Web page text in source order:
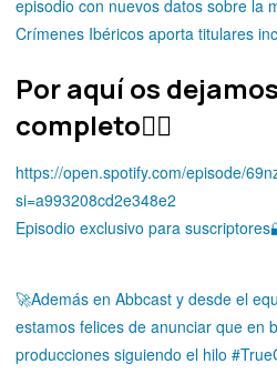
episodio con nuevos datos sobre la
Crímenes Ibéricos aporta titulares
Por aquí os
completo👇🏻
https://open.spotify.com/episode/
si=a993208cd2e348e2
Episodio exclusivo para
🚀Además en Abbcast y desde el
estamos felices de anunciar que en
producciones siguiendo el hilo